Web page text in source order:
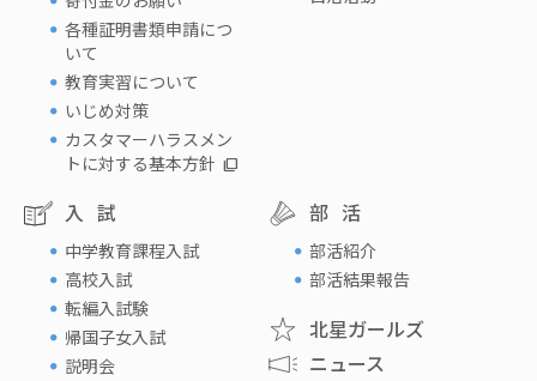
各種証明書類申請につ
いて
教育実習について
いじめ対策
カスタマーハラスメン
トに対する基本方針
入試
中学教育課程入試
高校入試
転編入試験
帰国子女入試
説明会
部活
部活紹介
部活結果報告
北星ガールズ
ニュース